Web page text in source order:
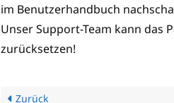
im Benutzerhandbuch
Unser Support-Team kann
zurücksetzen!
Zurück